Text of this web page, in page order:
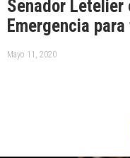
Senador Letelier
Emergencia
Mayo 11, 2020